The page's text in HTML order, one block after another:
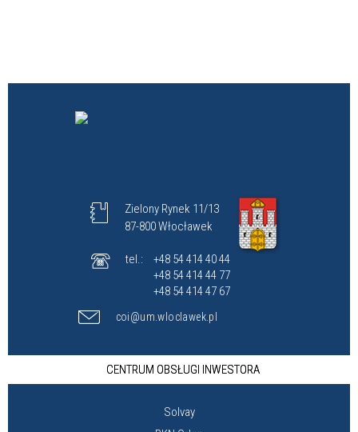
Zielony Rynek 11/13
87-800 Włocławek
tel.:
+48 54 414 40 44
+48 54 414 44 77
+48 54 414 47 67
coi@um.wloclawek.pl
CENTRUM OBSŁUGI INWESTORA
Solvay